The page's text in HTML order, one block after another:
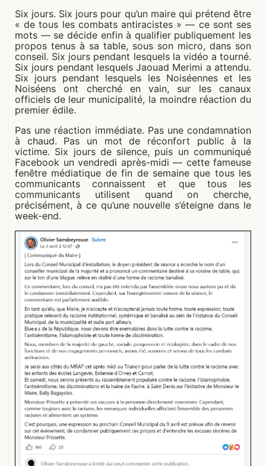
Six jours. Six jours pour qu’un maire qui prétend être
« de tous les combats antiracistes » — ce sont ses
mots — se décide enfin à qualifier publiquement les
propos tenus à sa table, sous son micro, dans son
conseil. Six jours pendant lesquels la vidéo a tourné.
Six jours pendant lesquels Jaouad Merimi a attendu.
Six jours pendant lesquels les Noiséennes et les
Noiséens ont cherché en vain, sur les canaux
officiels de leur municipalité, la moindre réaction du
premier édile.
Pas une réaction immédiate. Pas une condamnation
à chaud. Pas un mot de réconfort public à la
victime. Six jours de silence, puis un communiqué
Facebook un vendredi après-midi — cette fameuse
fenêtre médiatique de fin de semaine que tous les
communicants connaissent et que tous les
communicants utilisent quand on cherche,
précisément, à ce qu’une nouvelle s’éteigne dans le
week-end.